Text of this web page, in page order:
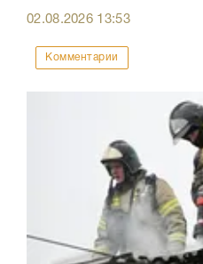
02.08.2026 13:53
Комментарии